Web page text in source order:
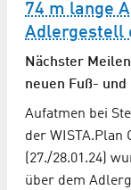
74 m lange
Adlergestell
Nächster
neuen Fuß-
Aufatmen bei
der WISTA.Plan
(27./28.01.24)
über dem